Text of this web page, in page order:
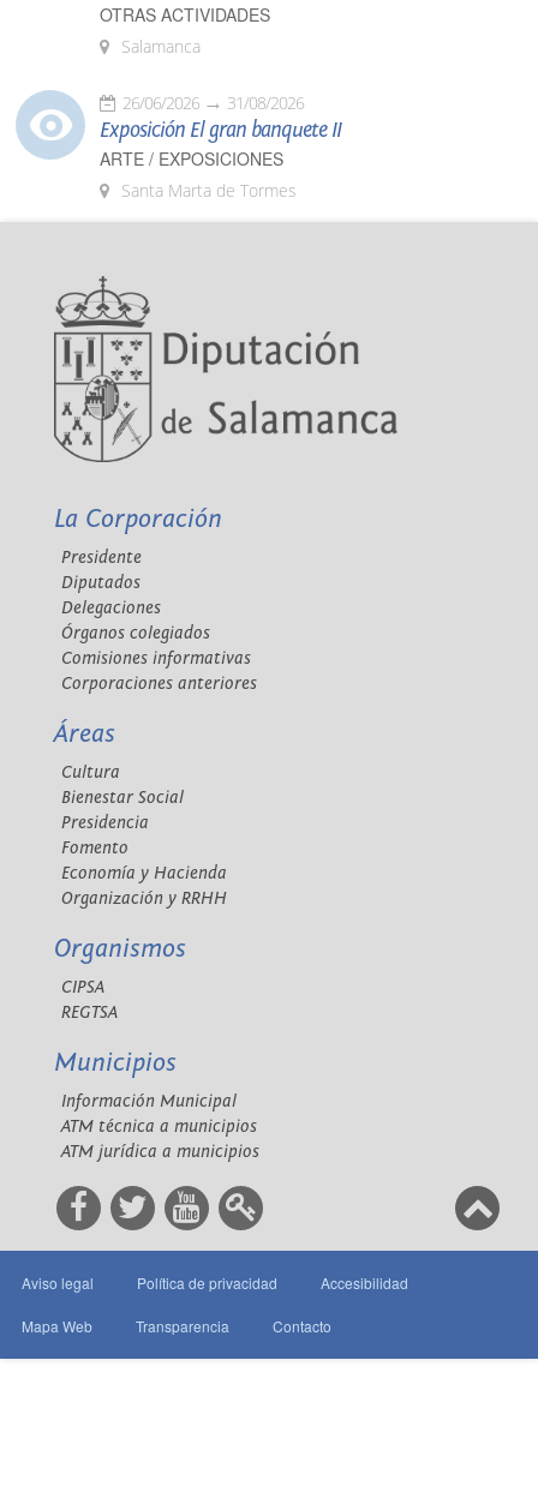
OTRAS ACTIVIDADES
Salamanca
26/06/2026 31/08/2026
Exposición El gran banquete II
ARTE / EXPOSICIONES
Santa Marta de Tormes
La Corporación
Presidente
Diputados
Delegaciones
Órganos colegiados
Comisiones informativas
Corporaciones anteriores
Áreas
Cultura
Bienestar Social
Presidencia
Fomento
Economía y Hacienda
Organización y RRHH
Organismos
CIPSA
REGTSA
Municipios
Información Municipal
ATM técnica a municipios
ATM jurídica a municipios
Aviso legal Política de privacidad Accesibilidad
Mapa Web Transparencia Contacto